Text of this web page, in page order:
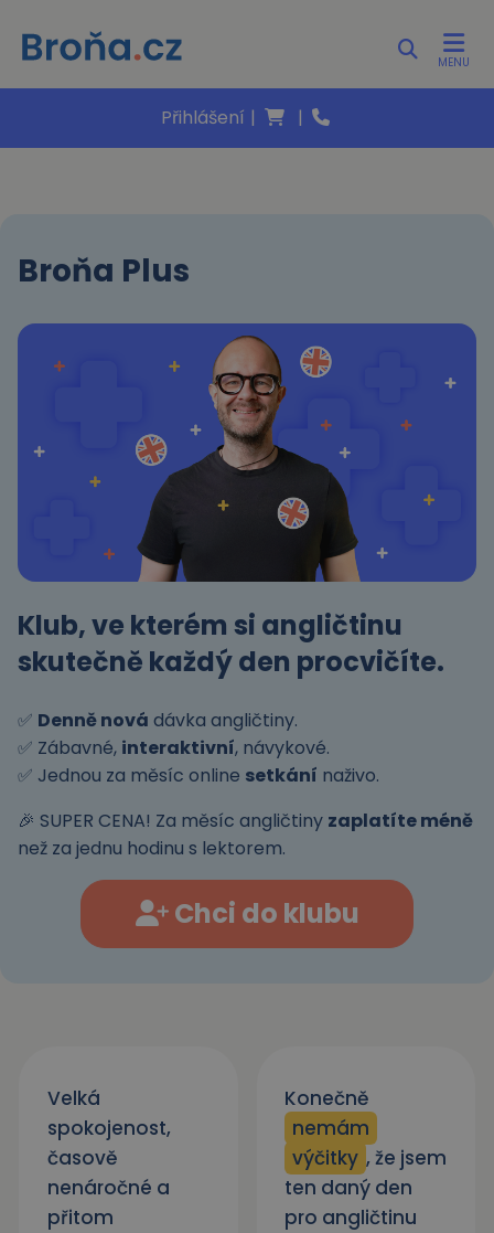
MENU
Přihlášení | |
Klub, ve kterém si angličtinu
skutečně každý den procvičíte.
✅ Denně nová dávka angličtiny.
✅ Zábavné, interaktivní, návykové.
✅ Jednou za měsíc online setkání naživo.
🎉 SUPER CENA! Za měsíc angličtiny zaplatíte méně
než za jednu hodinu s lektorem.
Chci do klubu
Broňa Plus
Velká
spokojenost,
časově
nenáročné a
přitom
Konečně
nemám
výčitky , že jsem
ten daný den
pro angličtinu